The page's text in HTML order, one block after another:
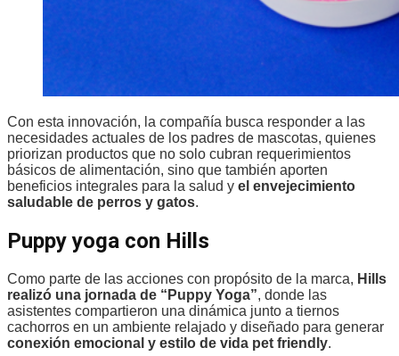
Con esta innovación, la compañía busca responder a las
necesidades actuales de los padres de mascotas, quienes
priorizan productos que no solo cubran requerimientos
básicos de alimentación, sino que también aporten
beneficios integrales para la salud y el envejecimiento
saludable de perros y gatos.
Puppy yoga con Hills
Como parte de las acciones con propósito de la marca, Hills
realizó una jornada de “Puppy Yoga”, donde las
asistentes compartieron una dinámica junto a tiernos
cachorros en un ambiente relajado y diseñado para generar
conexión emocional y estilo de vida pet friendly.